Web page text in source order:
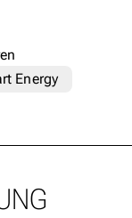
Energy